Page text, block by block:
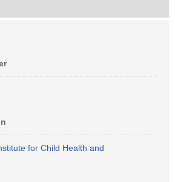
for Child Health and